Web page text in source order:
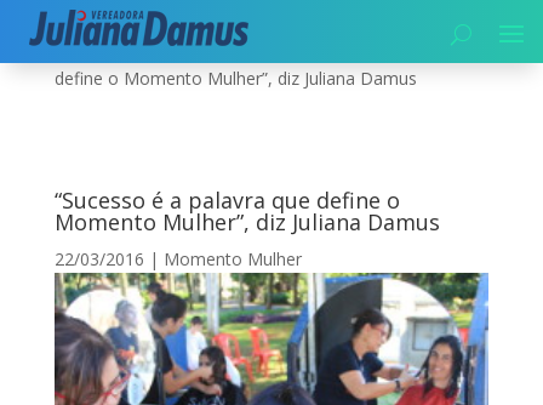
Início|Momento Mulher
“Sucesso é a palavra que
define o Momento Mulher”, diz Juliana Damus
“Sucesso é a palavra que define o
Momento Mulher”, diz Juliana Damus
22/03/2016 | Momento Mulher